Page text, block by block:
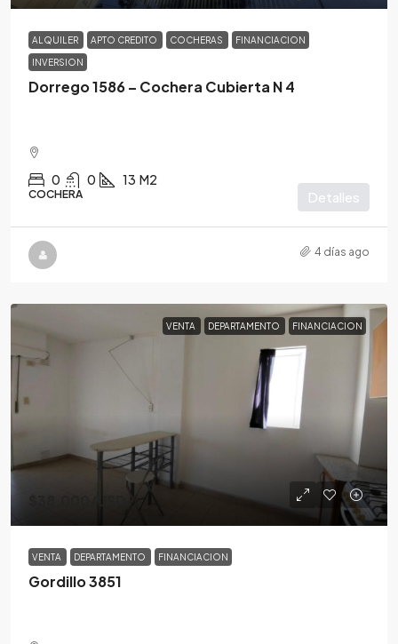
ALQUILER APTO CREDITO COCHERAS FINANCIACION
INVERSION
Dorrego 1586 – Cochera Cubierta N 4
0 0 13 M2
COCHERA Detalles
4 días ago
VENTA DEPARTAMENTO FINANCIACION
VENTA DEPARTAMENTO FINANCIACION
Gordillo 3851